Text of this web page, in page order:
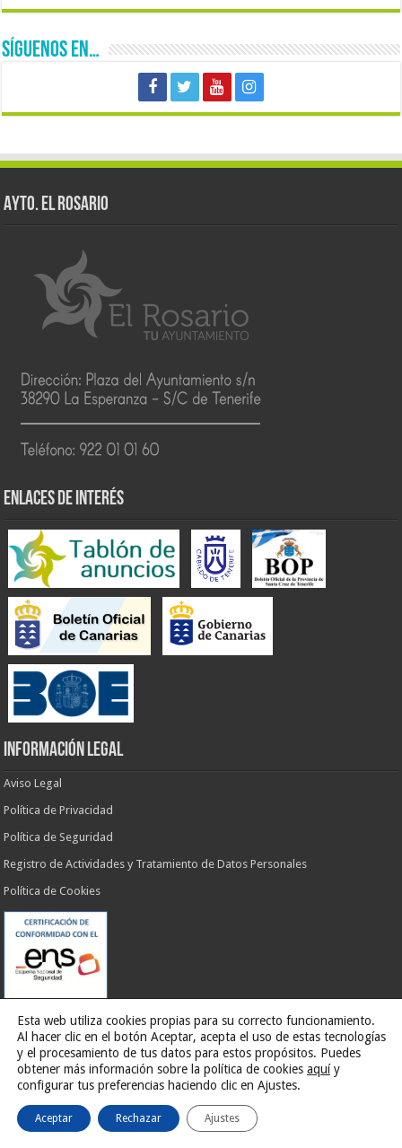
SÍGUENOS EN…
AYTO. EL ROSARIO
ENLACES DE INTERÉS
INFORMACIÓN LEGAL
Aviso Legal
Política de Privacidad
Política de Seguridad
Registro de Actividades y Tratamiento de Datos Personales
Política de Cookies
Web desarrollada porG13 Estudio Creativo
Ilustre Ayuntamiento de El Rosario
Esta web utiliza cookies propias para su correcto funcionamiento.
Al hacer clic en el botón Aceptar, acepta el uso de estas tecnologías
y el procesamiento de tus datos para estos propósitos. Puedes
obtener más información sobre la política de cookies aquíy
configurar tus preferencias haciendo clic en Ajustes.
Aceptar Rechazar Ajustes